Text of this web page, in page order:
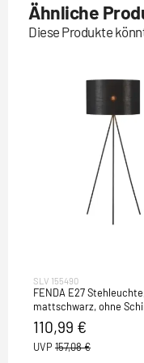
Ähnliche
Diese Produkte
SLV 155490
FENDA E27
mattschwarz, ohne
110,99 €
UVP 157,08 €